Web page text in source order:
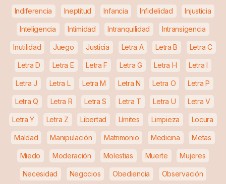
Indiferencia Ineptitud Infancia Infidelidad Injusticia
Inteligencia Intimidad Intranquilidad Intransigencia
Inutilidad Juego Justicia Letra A Letra B Letra C
Letra D Letra E Letra F Letra G Letra H Letra I
Letra J Letra L Letra M Letra N Letra O Letra P
Letra Q Letra R Letra S Letra T Letra U Letra V
Letra Y Letra Z Libertad Límites Limpieza Locura
Maldad Manipulación Matrimonio Medicina Metas
Miedo Moderación Molestias Muerte Mujeres
Necesidad Negocios Obediencia Observación